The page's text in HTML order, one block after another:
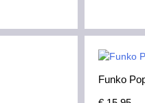
Funko